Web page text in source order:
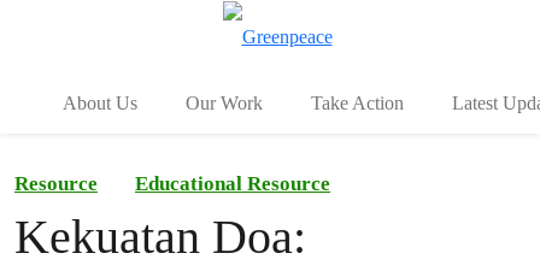
About Us Our Work Take Action Latest
Resource Educational Resource
Kekuatan Doa: